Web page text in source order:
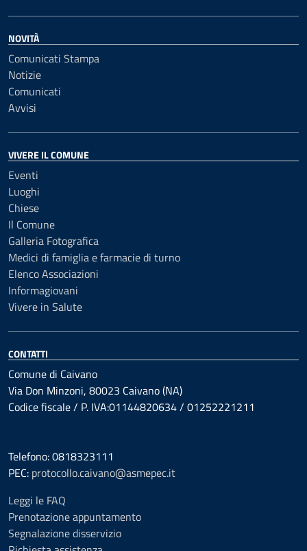
NOVITÀ
Comunicati Stampa
Notizie
Comunicati
Avvisi
VIVERE IL COMUNE
Eventi
Luoghi
Chiese
Il Comune
Galleria Fotografica
Medici di famiglia e farmacie di turno
Elenco Associazioni
Informagiovani
Vivere in Salute
CONTATTI
Comune di Caivano
Via Don Minzoni, 80023 Caivano (NA)
Codice fiscale / P. IVA:01144820634 / 01252221211
Telefono: 0818323111
PEC: protocollo.caivano@asmepec.it
Leggi le FAQ
Prenotazione appuntamento
Segnalazione disservizio